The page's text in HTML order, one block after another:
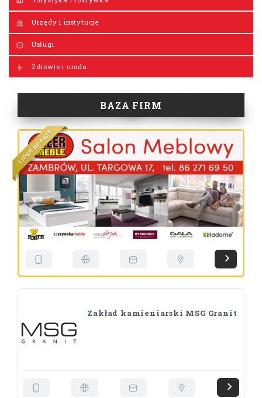
Urzędy i instytucje
Usługi
Zdrowie i uroda
BAZA FIRM
LI
DER
BRANŻ
Y
Zakład kamieniarski MSG Granit